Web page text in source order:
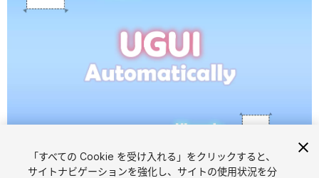
「すべての Cookie を受け入れる」をクリックすると、
サイトナビゲーションを強化し、サイトの使用状況を分